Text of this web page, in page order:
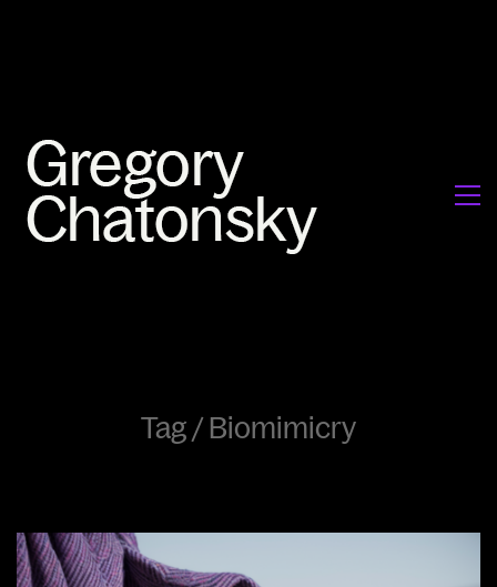
Tag / Biomimicry